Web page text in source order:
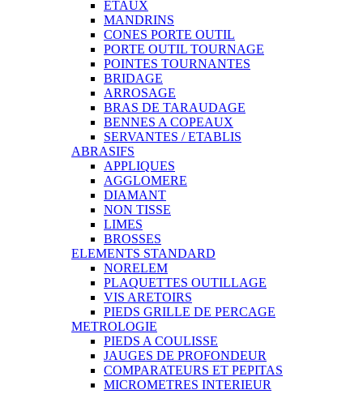
ETAUX
MANDRINS
CONES PORTE OUTIL
PORTE OUTIL TOURNAGE
POINTES TOURNANTES
BRIDAGE
ARROSAGE
BRAS DE TARAUDAGE
BENNES A COPEAUX
SERVANTES / ETABLIS
ABRASIFS
APPLIQUES
AGGLOMERE
DIAMANT
NON TISSE
LIMES
BROSSES
ELEMENTS STANDARD
NORELEM
PLAQUETTES OUTILLAGE
VIS ARETOIRS
PIEDS GRILLE DE PERCAGE
METROLOGIE
PIEDS A COULISSE
JAUGES DE PROFONDEUR
COMPARATEURS ET PEPITAS
MICROMETRES INTERIEUR